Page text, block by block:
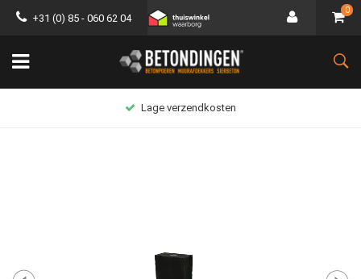
+31 (0) 85 - 060 62 04
0
Lage verzendkosten